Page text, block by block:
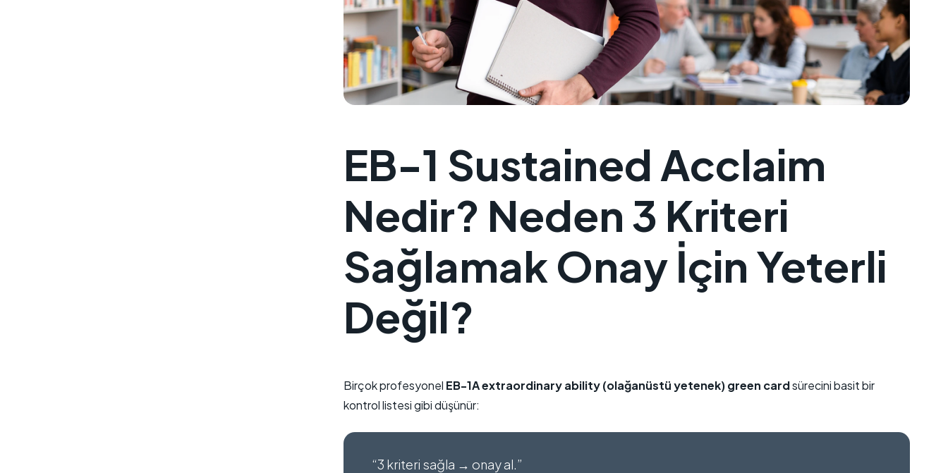
EB-1 Sustained Acclaim
Nedir? Neden 3 Kriteri
Sağlamak Onay İçin Yeterli
Değil?
Birçok profesyonel EB-1Aextraordinary ability (olağanüstü yetenek)green cardsürecini basit bir
kontrol listesi gibi düşünür:
“3 kriteri sağla → onay al.”